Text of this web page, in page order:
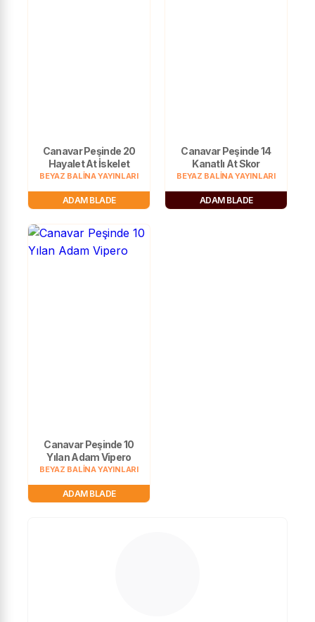
Canavar Peşinde 20
Hayalet At İskelet
BEYAZ BALİNA YAYINLARI
ADAM BLADE
Canavar Peşinde 14
Kanatlı At Skor
BEYAZ BALİNA YAYINLARI
ADAM BLADE
Canavar Peşinde 10
Yılan Adam Vipero
BEYAZ BALİNA YAYINLARI
ADAM BLADE